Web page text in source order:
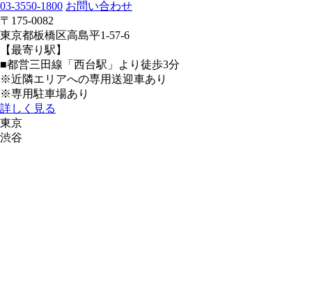
03-3550-1800 お問い合わせ
〒175-0082
東京都板橋区高島平1-57-6
【最寄り駅】
■都営三田線 「西台駅」
より徒歩3分
※近隣エリアへの専用送迎車あり
※専用駐車場あり
詳しく見る
東京
渋谷